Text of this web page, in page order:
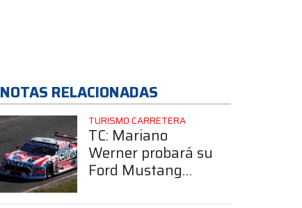
NOTAS RELACIONADAS
TURISMO CARRETERA
TC: Mariano
Werner probará su
Ford Mustang